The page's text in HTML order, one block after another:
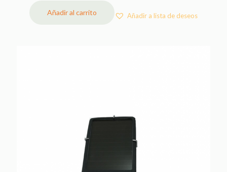
Añadir al carrito Añadir a lista de deseos